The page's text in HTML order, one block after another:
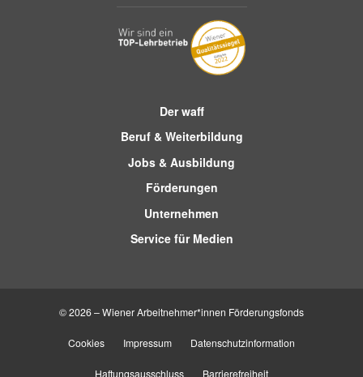
Der waff
Beruf & Weiterbildung
Jobs & Ausbildung
Förderungen
Unternehmen
Service für Medien
© 2026 – Wiener Arbeitnehmer*innen Förderungsfonds
Cookies Impressum Datenschutzinformation
Haftungsausschluss Barrierefreiheit